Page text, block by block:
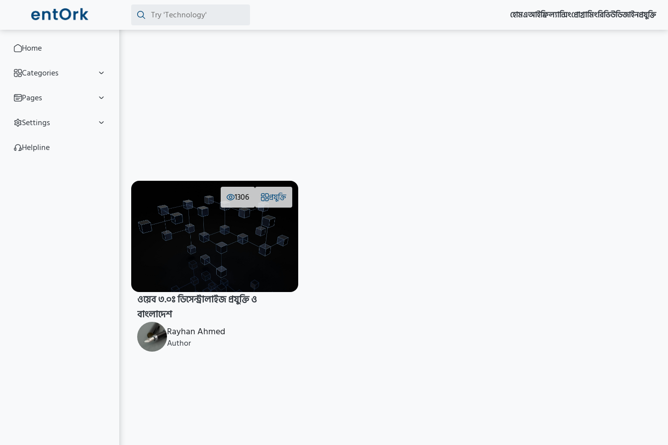
হোমএআইফ্রিল্যান্সিংপ্রোগ্রামিংরিভিউডিজাইনপ্রযুক্তি
Home
Categories
Pages
Settings
Helpline
1306 প্রযুক্তি
ওয়েব ৩.০ঃ ডিসেন্ট্রালাইজ প্রযুক্তি ও
বাংলাদেশ
Rayhan Ahmed
Author